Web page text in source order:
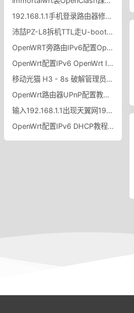
192.168.1.1手机登录路由器修改wifi密码？
沛喆PZ-L8拆机TTL走U-boot刷116MiB大分区沛喆PZ-L8Nwrt固件
OpenWRT旁路由IPv6配置OpenWRT旁路由开启IPv6协议方法
OpenWrt配置IPv6 OpenWrt IPv6自动分配给局域网设备
移动光猫 H3 - 8s 破解管理员密码
OpenWrt路由器UPnP配置教程OpenWrt路由器UPnP开启设置规则
输入192.168.1.1出现天翼网192.168.1.1出现中国电信天翼网关怎么办
OpenWrt配置IPv6 DHCP教程OpenWrt中配置IPv6的DHCP功能